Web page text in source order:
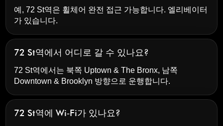
예, 72 St역은 휠체어 완전 접근 가능합니다. 엘리베이터
가 있습니다.
72 St역에서 어디로 갈 수 있나요?
72 St역에서는 북쪽 Uptown & The Bronx, 남쪽
Downtown & Brooklyn 방향으로 운행합니다.
72 St역에 Wi‑Fi가 있나요?